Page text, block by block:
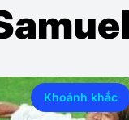
Khoảnh khắc